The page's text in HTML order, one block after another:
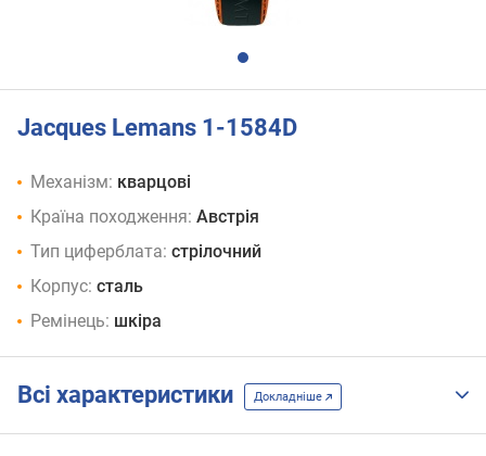
Jacques Lemans 1-1584D
Механізм: кварцові
Країна походження: Австрія
Тип циферблата: стрілочний
Корпус: сталь
Ремінець: шкіра
Всі характеристики Докладніше